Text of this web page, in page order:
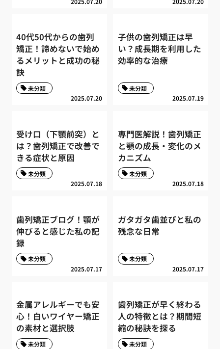
40代50代からの歯列
矯正！諦めないで始め
るメリットと成功の秘
訣
2025.07.20
未分類
子供の歯列矯正は早
い？成長期を利用した
効率的な治療
2025.07.19
未分類
受け口（下顎前突）と
は？歯列矯正で改善で
きる症状と原因
2025.07.18
未分類
専門医解説！歯列矯正
と顎の成長・変化のメ
カニズム
2025.07.18
未分類
歯列矯正ブログ！顎が
伸びると感じた私の記
録
2025.07.17
未分類
ガタガタ歯並びと私の
残念な日常
2025.07.17
未分類
金属アレルギーでも安
心！白いワイヤー矯正
の素材と選択肢
未分類
歯列矯正が早く終わる
人の特徴とは？期間短
縮の秘訣を探る
未分類